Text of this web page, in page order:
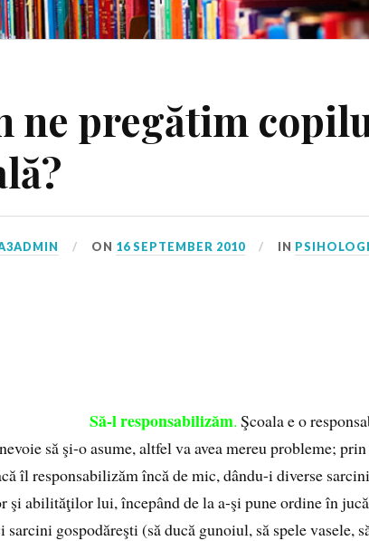
ne pregătim
ON 16 SEPTEMBER 2010 IN
Să-l responsabilizăm. Şcoala e o
să şi-o asume, altfel va avea mereu probleme;
îl responsabilizăm încă de mic, dându-i diverse
şi abilităţilor lui, începând de la a-şi pune ordine în
sarcini gospodăreşti (să ducă gunoiul, să spele vasele,